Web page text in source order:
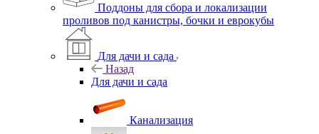
Поддоны для сбора и локализации
проливов под канистры, бочки и еврокубы
Для дачи и сада
Назад
Для дачи и сада
Канализация